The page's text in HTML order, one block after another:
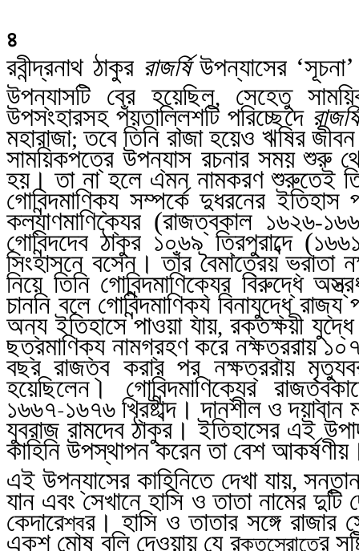
৪
রবীন্দ্রনাথ ঠাকুর রাজর্ষিউপন্যাসের
উপন্যাসটি বের হয়েছিল, সেহেতু
উপসংহারসহ পঁয়তাল্লিশটি পরিচ্ছেদে রাজর্ষি
মহারাজা;তবে তিনি রাজা হয়েও ঋষির
সাময়িকপত্রে উপন্যাস রচনার সময় শুরু
হয়। তা না হলে এমন নামকরণ শুরুতেই
গোবিন্দমাণিক্য সম্পর্কে দুধরনের ইতিহাস
কল্যাণমাণিক্যের (রাজত্বকাল ১৬২৬-
গোবিন্দদেব ঠাকুর ১০৬৯ ত্রিপুরাব্দে
সিংহাসনে বসেন। তাঁর বৈমাত্রেয়
নিয়ে তিনি গোবিন্দমাণিক্যের বিরুদ্ধে
চাননি বলে গোবিন্দমাণিক্য বিনাযুদ্ধে
অন্য ইতিহাসে পাওয়া যায়, রক্তক্ষয়ী
ছত্রমাণিক্য নামগ্রহণ করে নক্ষত্ররায়
বছর রাজত্ব করার পর নক্ষত্ররায়
হয়েছিলেন। গোবিন্দমাণিক্যের
১৬৬৭-১৬৭৬ খ্রিষ্টাব্দ। দানশীল ও
যুবরাজ রামদেব ঠাকুর। ইতিহাসের এই
কাহিনি উপস্থাপন করেন তা বেশ
এই উপন্যাসের কাহিনিতে দেখা যায়,
যান এবং সেখানে হাসি ও তাতা নামের
কেদারেশ্বর। হাসি ও তাতার সঙ্গে
একশ মোষ বলি দেওয়ায় যে রক্তস্রোতের